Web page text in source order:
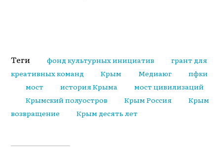
Теги фонд культурных инициатив
грант для
креативных команд
Крым Медиаюг
пфки
мост
история Крыма
мост цивилизаций
Крымский полуостров
Крым Россия
Крым
возвращение
Крым десять лет